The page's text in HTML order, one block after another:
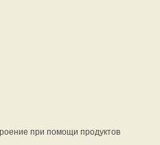
при помощи продуктов